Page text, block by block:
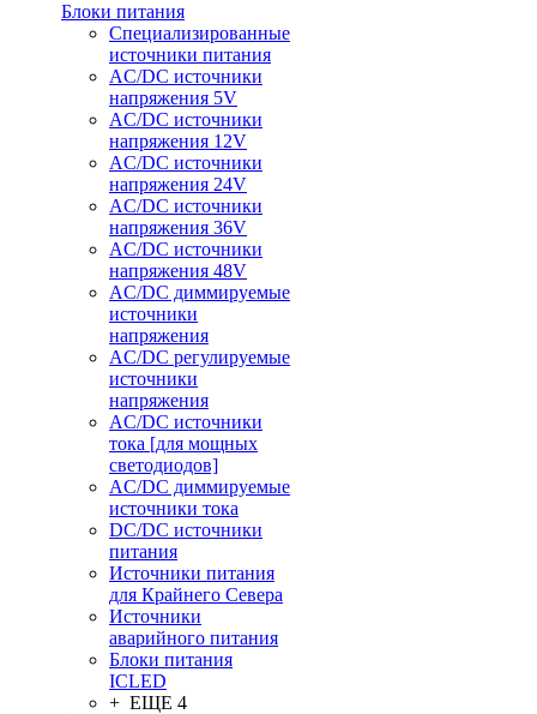
Блоки питания
Специализированные
источники питания
AC/DC источники
напряжения 5V
AC/DC источники
напряжения 12V
AC/DC источники
напряжения 24V
AC/DC источники
напряжения 36V
AC/DC источники
напряжения 48V
AC/DC диммируемые
источники
напряжения
AC/DC регулируемые
источники
напряжения
AC/DC источники
тока [для мощных
светодиодов]
AC/DC диммируемые
источники тока
DC/DC источники
питания
Источники питания
для Крайнего Севера
Источники
аварийного питания
Блоки питания
ICLED
+ ЕЩЕ 4